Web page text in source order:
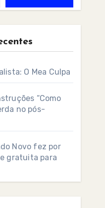
O Mea Culpa
“Como
no pós-
Novo fez por
gratuita para